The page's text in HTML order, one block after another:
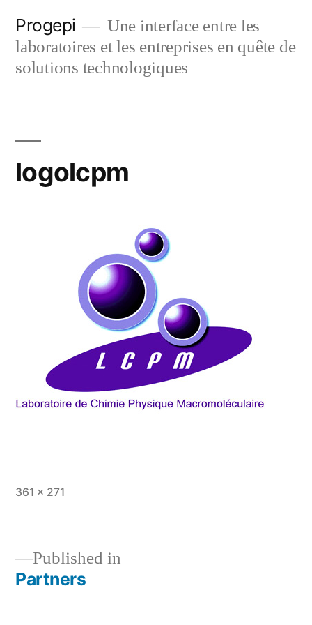
content
Progepi
Une interface entre les
laboratoires et les entreprises en quête de
solutions technologiques
logolcpm
Full
361 × 271
Post
Published in
Partners